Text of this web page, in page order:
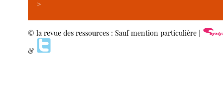
>
© la revue des ressources : Sauf mention particulière |
&